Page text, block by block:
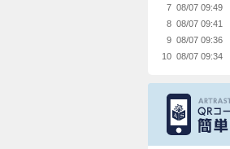
7 08/07 09:49
8 08/07 09:41
9 08/07 09:36
10 08/07 09:34